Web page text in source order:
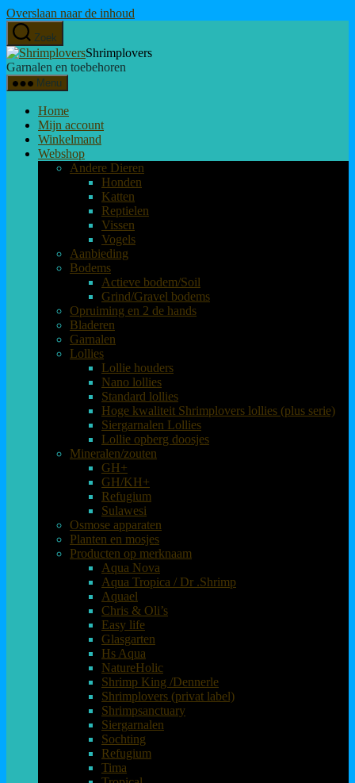
Overslaan naar de inhoud
Zoek
Shrimplovers
Garnalen en toebehoren
Menu
Home
Mijn account
Winkelmand
Webshop
Andere Dieren
Honden
Katten
Reptielen
Vissen
Vogels
Aanbieding
Bodems
Actieve bodem/Soil
Grind/Gravel bodems
Opruiming en 2 de hands
Bladeren
Garnalen
Lollies
Lollie houders
Nano lollies
Standard lollies
Hoge kwaliteit Shrimplovers lollies (plus serie)
Siergarnalen Lollies
Lollie opberg doosjes
Mineralen/zouten
GH+
GH/KH+
Refugium
Sulawesi
Osmose apparaten
Planten en mosjes
Producten op merknaam
Aqua Nova
Aqua Tropica / Dr .Shrimp
Aquael
Chris & Oli’s
Easy life
Glasgarten
Hs Aqua
NatureHolic
Shrimp King /Dennerle
Shrimplovers (privat label)
Shrimpsanctuary
Siergarnalen
Sochting
Refugium
Tima